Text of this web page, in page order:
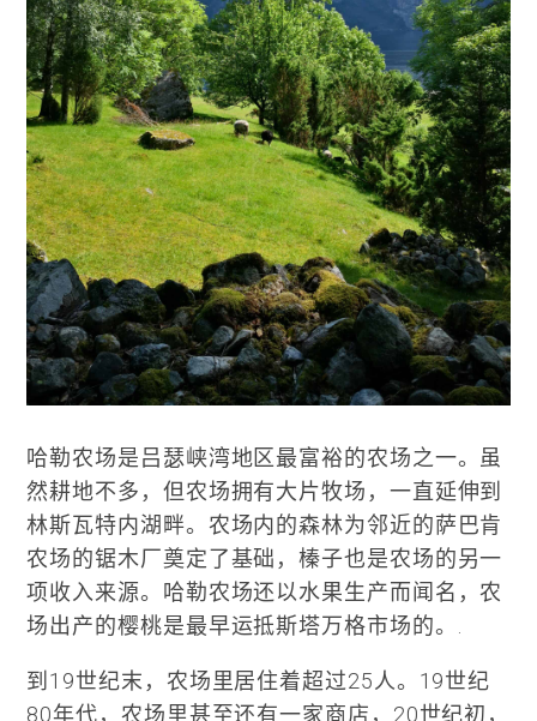
哈勒农场是吕瑟峡湾地区最富裕的农场之一。虽
然耕地不多，但农场拥有大片牧场，一直延伸到
林斯瓦特内湖畔。农场内的森林为邻近的萨巴肯
农场的锯木厂奠定了基础，榛子也是农场的另一
项收入来源。哈勒农场还以水果生产而闻名，农
场出产的樱桃是最早运抵斯塔万格市场的。.
到19世纪末，农场里居住着超过25人。19世纪
80年代，农场里甚至还有一家商店，20世纪初，